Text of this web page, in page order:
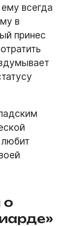
всегда
в
принес
о